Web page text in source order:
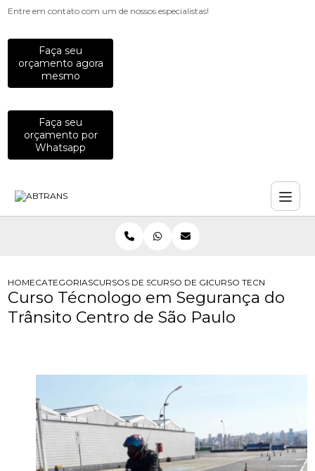
Entre em contato com um de nossos especialistas!
Faça seu
orçamento agora
mesmo
Faça seu
orçamento por
Whatsapp
HOMECATEGORIASCURSOS DE SEGURANCA NO TRANSITO
CURSO DE GESTAO DA SEGURANCA
CURSO TECNOLOGO
Curso Técnologo em Segurança do
Trânsito Centro de São Paulo